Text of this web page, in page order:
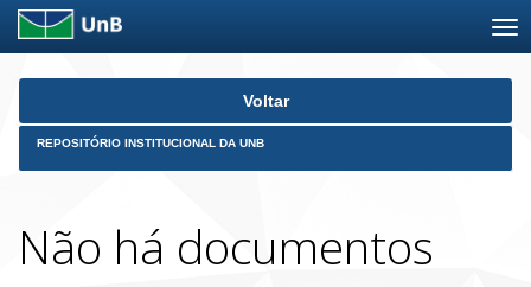
Skip
Voltar
REPOSITÓRIO INSTITUCIONAL DA UNB
Não há documentos